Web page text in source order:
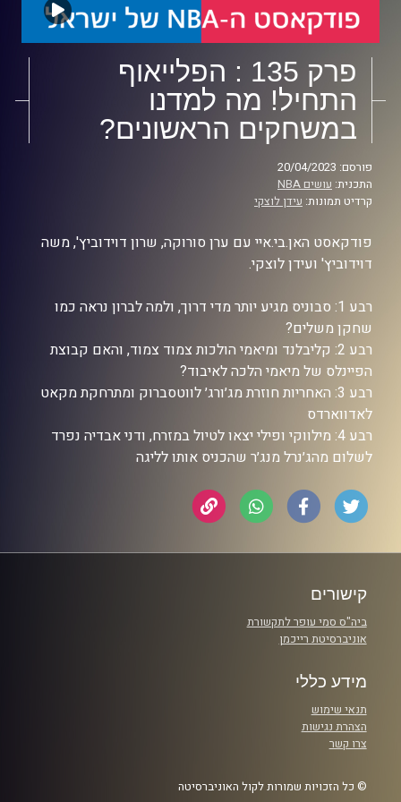
פרק 135 : הפלייאוף
התחיל! מה למדנו
במשחקים הראשונים?
פורסם: 20/04/2023
התכנית: עושים NBA
קרדיט תמונות: עידן לוצקי
פודקאסט האן.בי.איי עם ערן סורוקה, שרון דוידוביץ', משה
דוידוביץ' ועידן לוצקי.
רבע 1: סבוניס מגיע יותר מדי דרוך, ולמה לברון נראה כמו
שחקן משלים?
רבע 2: קליבלנד ומיאמי הולכות צמוד צמוד, והאם קבוצת
הפיינלס של מיאמי הלכה לאיבוד?
רבע 3: האחריות חוזרת מג׳ורג׳ לווטסברוק ומתרחקת מקאט
לאדווארדס
רבע 4: מילווקי ופילי יצאו לטיול במזרח, ודני אבדיה נפרד
לשלום מהג׳נרל מנג׳ר שהכניס אותו לליגה
קישורים
ביה"ס סמי עופר לתקשורת
אוניברסיטת רייכמן
מידע כללי
תנאי שימוש
הצהרת נגישות
צרו קשר
© כל הזכויות שמורות לקול האוניברסיטה